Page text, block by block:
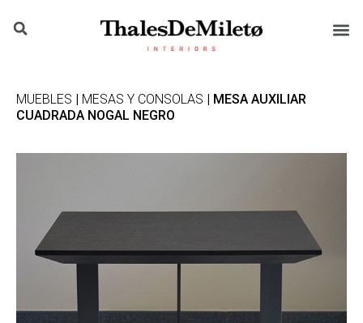
MUEBLES MESAS Y CONSOLAS | MESA AUXILIAR
CUADRADA NOGAL NEGRO